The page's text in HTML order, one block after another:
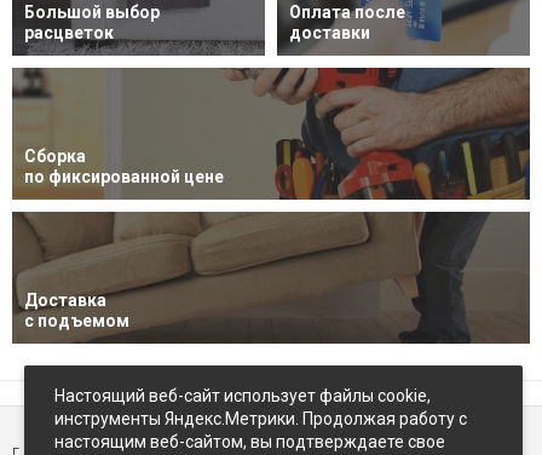
Большой выбор
расцветок
Оплата после
доставки
Сборка
по фиксированной цене
Доставка
с подъемом
Настоящий веб-сайт использует файлы cookie,
инструменты Яндекс.Метрики. Продолжая работу с
настоящим веб-сайтом, вы подтверждаете свое